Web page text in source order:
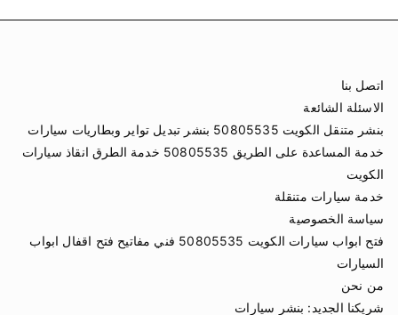
اتصل بنا
الاسئلة الشائعة
بنشر متنقل الكويت 50805535 بنشر تبديل تواير وبطاريات سيارات
خدمة المساعدة على الطريق 50805535 خدمة الطرق انقاذ سيارات
الكويت
خدمة سيارات متنقلة
سياسة الخصوصية
فتح ابواب سيارات الكويت 50805535 فني مفاتيح فتح اقفال ابواب
السيارات
من نحن
شريكنا الجديد: بنشر سيارات